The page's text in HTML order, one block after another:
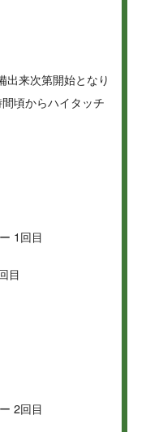
出来次第開始となり
頃からハイタッチ
1回目
目
2回目